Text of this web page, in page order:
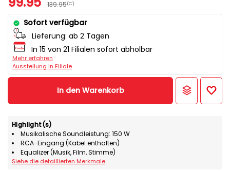
139.95(C)
Sofort verfügbar
Lieferung: ab 2 Tagen
In 15 von 21 Filialen sofort abholbar
Mehr erfahren
Ausstellung in Filiale
In den Warenkorb
Highlight(s)
Musikalische Soundleistung: 150 W
RCA-Eingang (Kabel enthalten)
Equalizer (Musik, Film, Stimme)
Siehe die detaillierten Merkmale